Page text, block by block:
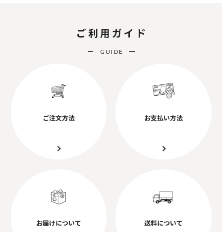
ご利用ガイド
GUIDE
ご注文方法 お支払い方法
お届けについて 送料について